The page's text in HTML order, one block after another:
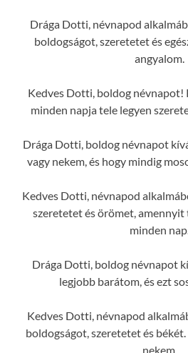
Drága Dotti, névnapod
boldogságot, szeretetet és
angyalom.
Kedves Dotti, boldog névnapot!
minden napja tele legyen
Drága Dotti, boldog névnapot
vagy nekem, és hogy mindig
Kedves Dotti, névnapod
szeretetet és örömet, amennyit
minden nap.
Drága Dotti, boldog névnapot
legjobb barátom, és ezt
Kedves Dotti, névnapod
boldogságot, szeretetet és
nekem.